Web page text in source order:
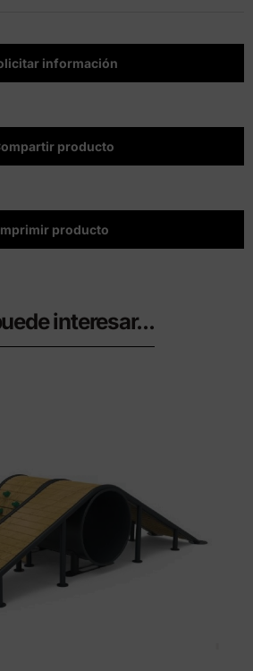
información
producto
producto
interesar...